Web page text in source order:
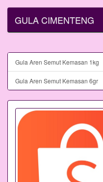
GULA CIMENTENG
Gula Aren Semut Kemasan 1kg
Gula Aren Semut Kemasan 6gr